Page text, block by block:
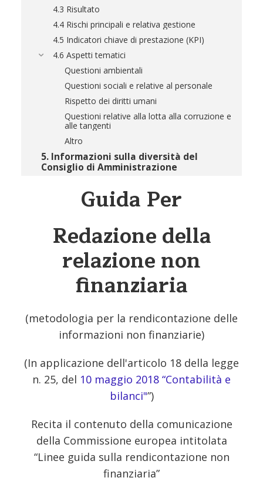
4.3 Risultato
4.4 Rischi principali e relativa gestione
4.5 Indicatori chiave di prestazione (KPI)
4.6 Aspetti tematici
Questioni ambientali
Questioni sociali e relative al personale
Rispetto dei diritti umani
Questioni relative alla lotta alla corruzione e
alle tangenti
Altro
5. Informazioni sulla diversità del
Consiglio di Amministrazione
Guida Per
Redazione della
relazione non
finanziaria
(metodologia per la rendicontazione delle
informazioni non finanziarie)
(In applicazione dell'articolo 18 della legge
n. 25, del 10 maggio 2018 “Contabilità e
bilanci"”)
Recita il contenuto della comunicazione
della Commissione europea intitolata
“Linee guida sulla rendicontazione non
finanziaria”